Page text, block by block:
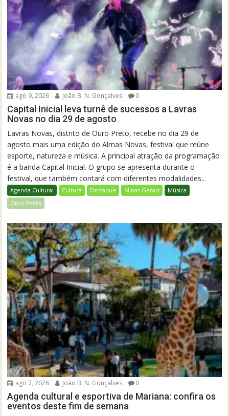
ago 9, 2026 João B. N. Gonçalves 0
Capital Inicial leva turnê de sucessos a Lavras
Novas no dia 29 de agosto
Lavras Novas, distrito de Ouro Preto, recebe no dia 29 de
agosto mais uma edição do Almas Novas, festival que reúne
esporte, natureza e música. A principal atração da programação
é a banda Capital Inicial. O grupo se apresenta durante o
festival, que também contará com diferentes modalidades...
Agenda Cultural Cultura Destaque Minas Gerais
Música
Ouro Preto
ago 7, 2026 João B. N. Gonçalves 0
Agenda cultural e esportiva de Mariana: confira os
eventos deste fim de semana